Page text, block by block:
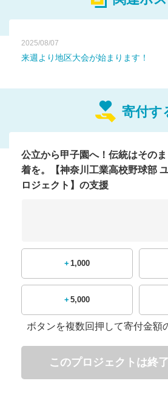
いたしま
はじめに｜伝統ある工業校か
野球部の歴史も長く
、
夏の神奈川県大会準優勝という偉業
特に2004年は ノーシードから
な快進撃で、当時多くの注目を集めま
その時の情熱と誇りは、今もチーム
現在は、1年生20名・2年生13名・3年
公立校から甲子園へ
2025/08/07
来週より地区大会が始まります！
寄付す
公立から甲子園へ！伝統はその
着を。【神奈川工業高校野球部
ロジェクト】の支援
+1,000
+5,000
ボタンを複数回押して寄付金額
このプロジェクトは終